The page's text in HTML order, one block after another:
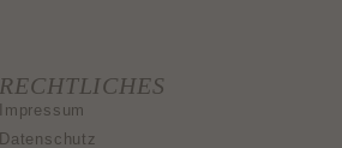
RECHTLICHES
Impressum
Datenschutz